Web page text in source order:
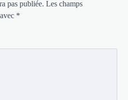
pas publiée. Les champs
*